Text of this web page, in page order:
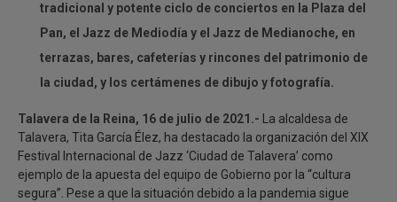
tradicional y potente ciclo de conciertos en la Plaza del
Pan, el Jazz de Mediodía y el Jazz de Medianoche, en
terrazas, bares, cafeterías y rincones del patrimonio de
la ciudad, y los certámenes de dibujo y fotografía.
Talavera de la Reina, 16 de julio de 2021.- La alcaldesa de
Talavera, Tita García Élez, ha destacado la organización del XIX
Festival Internacional de Jazz ‘Ciudad de Talavera’ como
ejemplo de la apuesta del equipo de Gobierno por la “cultura
segura”. Pese a que la situación debido a la pandemia sigue